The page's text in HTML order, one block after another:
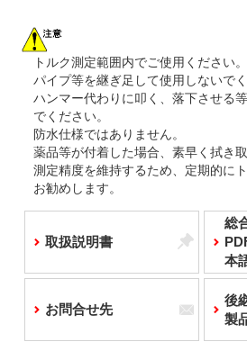
トルク測定範囲内でご使用ください。
パイプ等を継ぎ足して使用しないでく
ハンマー代わりに叩く、落下させる
でください。
防水仕様ではありません。
薬品等が付着した場合、素早く拭き取
測定精度を維持するため、定期的に
お勧めします。
取扱説明書
総
本
お問合せ先
後
製